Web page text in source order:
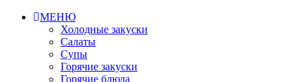
МЕНЮ
Холодные закуски
Салаты
Супы
Горячие закуски
Горячие блюда